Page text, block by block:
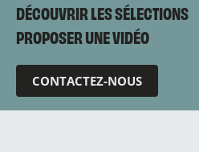
DÉCOUVRIR LES SÉLECTIONS
PROPOSER UNE VIDÉO
CONTACTEZ-NOUS